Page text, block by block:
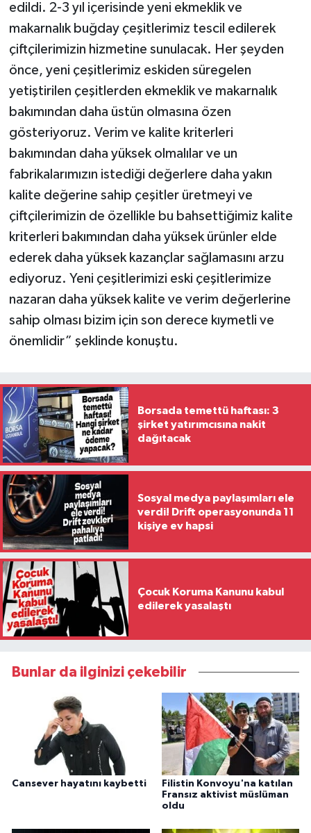
edildi. 2-3 yıl içerisinde yeni ekmeklik ve
makarnalık buğday çeşitlerimiz tescil edilerek
çiftçilerimizin hizmetine sunulacak. Her şeyden
önce, yeni çeşitlerimiz eskiden süregelen
yetiştirilen çeşitlerden ekmeklik ve makarnalık
bakımından daha üstün olmasına özen
gösteriyoruz. Verim ve kalite kriterleri
bakımından daha yüksek olmalılar ve un
fabrikalarımızın istediği değerlere daha yakın
kalite değerine sahip çeşitler üretmeyi ve
çiftçilerimizin de özellikle bu bahsettiğimiz kalite
kriterleri bakımından daha yüksek ürünler elde
ederek daha yüksek kazançlar sağlamasını arzu
ediyoruz. Yeni çeşitlerimizi eski çeşitlerimize
nazaran daha yüksek kalite ve verim değerlerine
sahip olması bizim için son derece kıymetli ve
önemlidir” şeklinde konuştu.
Borsada temettü haftası: 3
şirket yatırımcısına nakit
dağıtacak
Sosyal medya paylaşımları ele
verdi! Drift operasyonunda 11
kişiye ev hapsi
Çocuk Koruma Kanunu kabul
edilerek yasalaştı
Bunlar da ilginizi çekebilir
Cansever hayatını kaybetti
Filistin Konvoyu'na katılan
Fransız aktivist müslüman
oldu